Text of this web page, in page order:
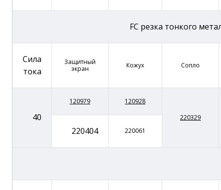
FC резка тонкого
Сила
тока
Защитный
экран
Кожух Сопло
40
120979
120928
220329
220404 220061